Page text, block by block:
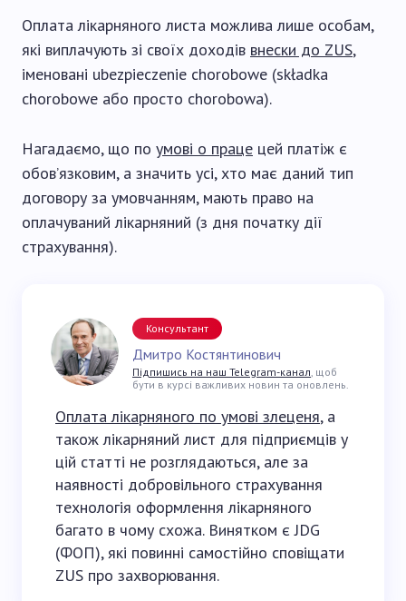
Оплата лікарняного листа можлива лише особам,
які виплачують зі своїх доходів внески до ZUS,
іменовані ubezpieczenie chorobowe (składka
chorobowe або просто chorobowa).
Нагадаємо, що по умові о праце цей платіж є
обов’язковим, а значить усі, хто має даний тип
договору за умовчанням, мають право на
оплачуваний лікарняний (з дня початку дії
страхування).
Консультант
Дмитро Костянтинович
Підпишись на наш Telegram-канал , щоб
бути в курсі важливих новин та оновлень.
Оплата лікарняного по умові злеценя, а
також лікарняний лист для підприємців у
цій статті не розглядаються, але за
наявності добровільного страхування
технологія оформлення лікарняного
багато в чому схожа. Винятком є JDG
(ФОП), які повинні самостійно сповіщати
ZUS про захворювання.